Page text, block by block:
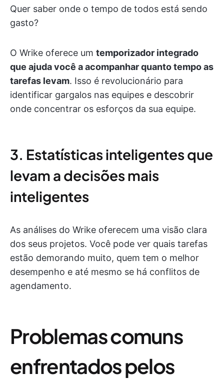
Quer saber onde o tempo de todos está sendo
gasto?
O Wrike oferece um temporizador integrado
que ajuda você a acompanhar quanto tempo as
tarefas levam. Isso é revolucionário para
identificar gargalos nas equipes e descobrir
onde concentrar os esforços da sua equipe.
3. Estatísticas inteligentes que
levam a decisões mais
inteligentes
As análises do Wrike oferecem uma visão clara
dos seus projetos. Você pode ver quais tarefas
estão demorando muito, quem tem o melhor
desempenho e até mesmo se há conflitos de
agendamento.
Problemas comuns
enfrentados pelos